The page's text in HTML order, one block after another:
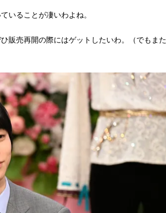
いることが凄いわよね。
販売再開の際にはゲットしたいわ。（でもまた